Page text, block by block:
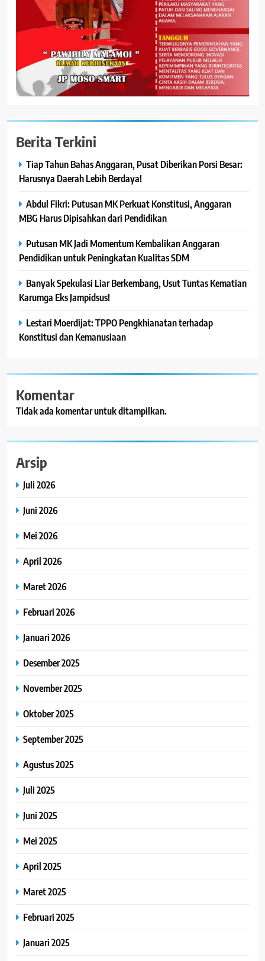
Berita Terkini
Tiap Tahun Bahas Anggaran, Pusat Diberikan Porsi Besar:
Harusnya Daerah Lebih Berdaya!
Abdul Fikri: Putusan MK Perkuat Konstitusi, Anggaran
MBG Harus Dipisahkan dari Pendidikan
Putusan MK Jadi Momentum Kembalikan Anggaran
Pendidikan untuk Peningkatan Kualitas SDM
Banyak Spekulasi Liar Berkembang, Usut Tuntas Kematian
Karumga Eks Jampidsus!
Lestari Moerdijat: TPPO Pengkhianatan terhadap
Konstitusi dan Kemanusiaan
Komentar
Tidak ada komentar untuk ditampilkan.
Arsip
Juli 2026
Juni 2026
Mei 2026
April 2026
Maret 2026
Februari 2026
Januari 2026
Desember 2025
November 2025
Oktober 2025
September 2025
Agustus 2025
Juli 2025
Juni 2025
Mei 2025
April 2025
Maret 2025
Februari 2025
Januari 2025